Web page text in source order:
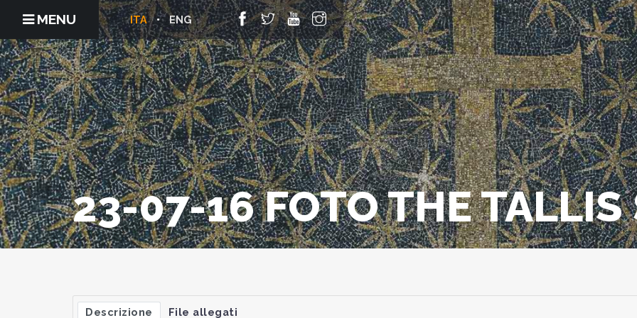
MENU ENG
ITA
23-07-16 FOTO THE TALLIS
Descrizione File allegati